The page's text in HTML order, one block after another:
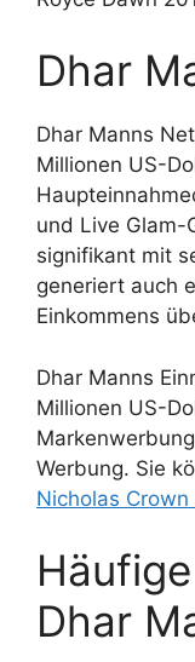
Dhar
Dhar Manns
Millionen US-
und Live Glam-
signifikant mit
generiert auch
Einkommens
Dhar Manns
Millionen US-
Werbung. Sie
Nicholas
Dhar